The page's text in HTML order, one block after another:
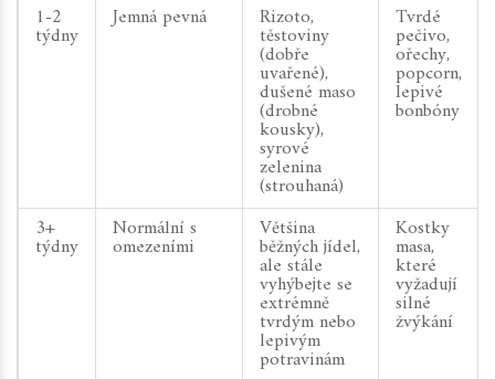
1-2
týdny
Jemná pevná Rizoto,
těstoviny
(dobře
uvařené),
dušené maso
(drobné
kousky),
syrové
zelenina
(strouhaná)
Tvrdé
pečivo,
ořechy,
popcorn,
lepivé
bonbóny
3+
týdny
Normální s
omezeními
Většina
běžných jídel,
ale stále
vyhýbejte se
extrémně
tvrdým nebo
lepivým
potravinám
Kostky
masa,
které
vyžadují
silné
žvýkání